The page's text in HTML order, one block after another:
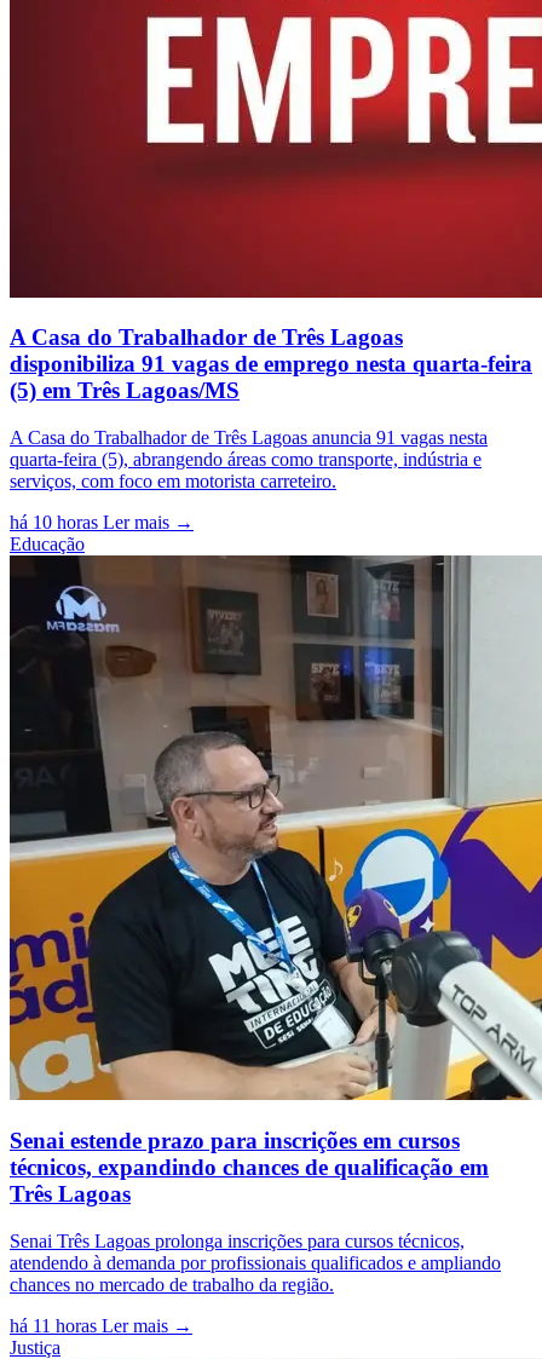
A Casa do Trabalhador de Três Lagoas
disponibiliza 91 vagas de emprego nesta quarta-feira
(5) em Três Lagoas/MS
A Casa do Trabalhador de Três Lagoas anuncia 91 vagas nesta
quarta-feira (5), abrangendo áreas como transporte, indústria e
serviços, com foco em motorista carreteiro.
há 10 horas Ler mais →
Educação
Senai estende prazo para inscrições em cursos
técnicos, expandindo chances de qualificação em
Três Lagoas
Senai Três Lagoas prolonga inscrições para cursos técnicos,
atendendo à demanda por profissionais qualificados e ampliando
chances no mercado de trabalho da região.
há 11 horas Ler mais →
Justiça